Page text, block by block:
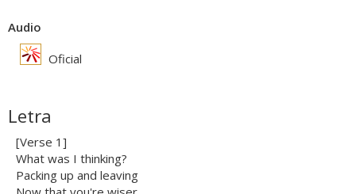
Audio
Oficial
Letra
[Verse 1]
What was I thinking?
Packing up and leaving